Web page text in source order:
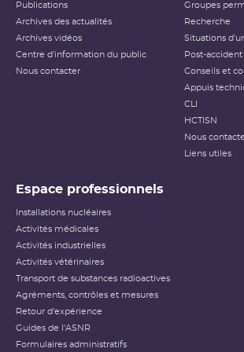
Publications
Archives des actualités
Archives vidéos
Centre d'information du public
Nous contacter
Groupes
Recherche
Situations
Post-accident
Conseils et
Appuis
CLI
HCTISN
Nous
Liens utiles
Espace professionnels
Installations nucléaires
Activités médicales
Activités industrielles
Activités vétérinaires
Transport de substances radioactives
Agréments, contrôles et mesures
Retour d'expérience
Guides de l'ASNR
Formulaires administratifs